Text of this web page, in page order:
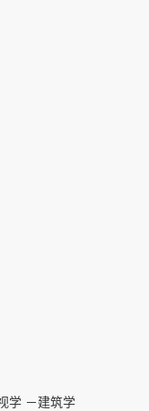
学 －建筑学